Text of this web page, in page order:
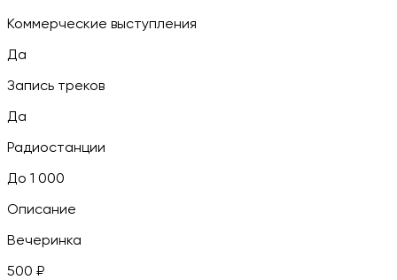
Коммерческие выступления
Да
Запись треков
Да
Радиостанции
До 1 000
Описание
Вечеринка
500 ₽